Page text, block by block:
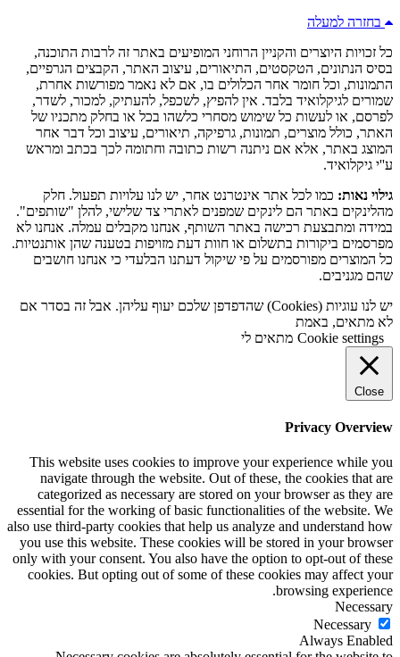
בחזרה למעלה
כל זכויות היוצרים והקניין הרוחני המופיעים באתר זה לרבות התוכנה,
בסיס הנתונים, הטקסטים, התיאורים, עיצוב האתר, הקבצים הגרפיים,
התמונות, וכל חומר אחר הכלולים בו, אם לא נאמר מפורשות אחרת,
שמורים לגיקלואיד בלבד. אין להפיץ, לשכפל, להעתיק, למכור, לשדר,
לפרסם, או לעשות כל שימוש מסחרי כלשהו בכל או בחלק מתכניו של
האתר, כולל מוצרים, תמונות, גרפיקה, תיאורים, עיצוב וכל דבר אחר
המוצג באתר, אלא אם ניתנה רשות כתובה וחתומה לכך בכתב ומראש
ע''י גיקלואיד.
גילוי נאות: כמו לכל אתר אינטרנט אחר, יש לנו עלויות תפעול. חלק
מהלינקים באתר הם לינקים שמפנים לאתרי צד שלישי, להלן "שותפים".
במידה ומתבצעת רכישה באתר השותף, אנחנו מקבלים עמלה. אנחנו לא
מפרסמים ביקורות בתשלום או חוות דעת מזויפות בטענה שהן אותנטיות.
כל המוצרים מפורסמים על פי שיקול דעתנו הבלעדי כי אנחנו חושבים
שהם מגניבים.
יש לנו עוגיות (Cookies) שהדפדפן שלכם יעוף עליהן. אבל זה בסדר אם
לא מתאים, באמת
Cookie settings מתאים לי
Close
Privacy Overview
This website uses cookies to improve your experience while you
navigate through the website. Out of these, the cookies that are
categorized as necessary are stored on your browser as they are
essential for the working of basic functionalities of the website. We
also use third-party cookies that help us analyze and understand how
you use this website. These cookies will be stored in your browser
only with your consent. You also have the option to opt-out of these
cookies. But opting out of some of these cookies may affect your
browsing experience.
Necessary
Necessary
Always Enabled